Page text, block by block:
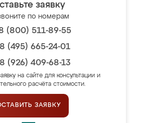
заявку
по номерам
(800) 511-89-55
8 (495) 665-24-01
8 (926) 409-68-13
на сайте для консультации и
расчёта стоимости.
ЗАЯВКУ